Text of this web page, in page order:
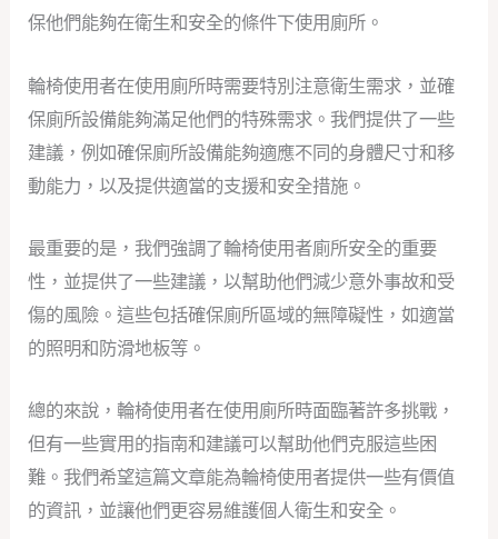
保他們能夠在衛生和安全的條件下使用廁所。
輪椅使用者在使用廁所時需要特別注意衛生需求，並確
保廁所設備能夠滿足他們的特殊需求。我們提供了一些
建議，例如確保廁所設備能夠適應不同的身體尺寸和移
動能力，以及提供適當的支援和安全措施。
最重要的是，我們強調了輪椅使用者廁所安全的重要
性，並提供了一些建議，以幫助他們減少意外事故和受
傷的風險。這些包括確保廁所區域的無障礙性，如適當
的照明和防滑地板等。
總的來說，輪椅使用者在使用廁所時面臨著許多挑戰，
但有一些實用的指南和建議可以幫助他們克服這些困
難。我們希望這篇文章能為輪椅使用者提供一些有價值
的資訊，並讓他們更容易維護個人衛生和安全。